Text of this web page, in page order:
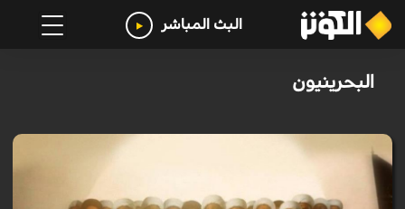
البث المباشر
البحرينيون